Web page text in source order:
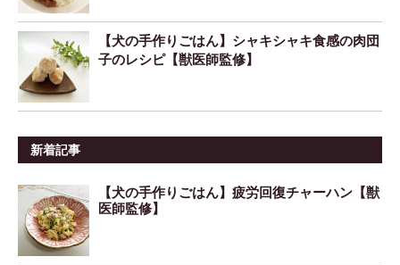
【犬の手作りごはん】シャキシャキ食感の肉団
子のレシピ【獣医師監修】
新着記事
【犬の手作りごはん】疲労回復チャーハン【獣
医師監修】